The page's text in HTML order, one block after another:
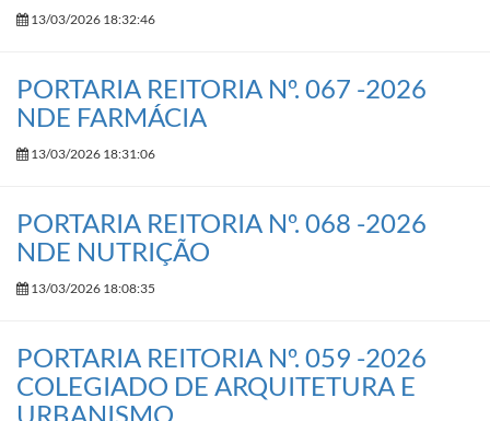
13/03/2026 18:32:46
PORTARIA REITORIA Nº. 067 -2026
NDE FARMÁCIA
13/03/2026 18:31:06
PORTARIA REITORIA Nº. 068 -2026
NDE NUTRIÇÃO
13/03/2026 18:08:35
PORTARIA REITORIA Nº. 059 -2026
COLEGIADO DE ARQUITETURA E
URBANISMO